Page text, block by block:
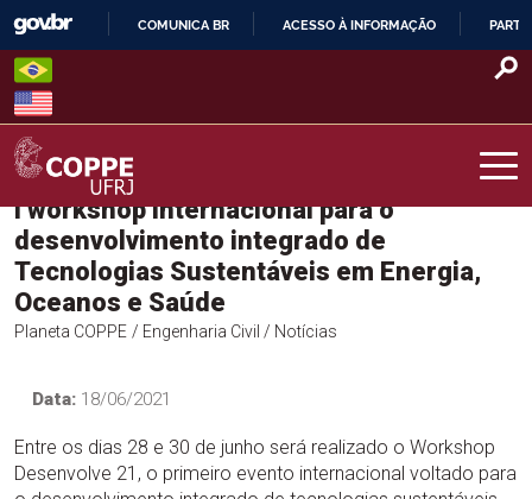
Skip
content
O
COMUNICA BR ACESSO À INFORMAÇÃO
COPPE – UFRJ
I workshop internacional para o
desenvolvimento integrado de
Tecnologias Sustentáveis em Energia,
Oceanos e Saúde
Planeta COPPE / Engenharia Civil / Notícias
Data: 18/06/2021
Entre os dias 28 e 30 de junho será realizado o Workshop
Desenvolve 21, o primeiro evento internacional voltado para